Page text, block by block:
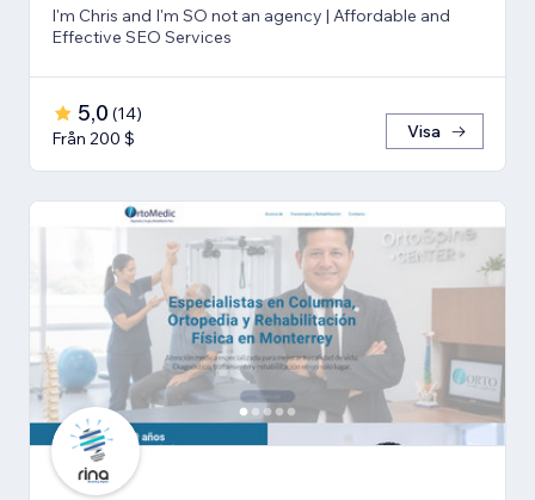
I'm Chris and I'm SO not an agency | Affordable and
Effective SEO Services
5,0 (14)
Från 200 $
Visa